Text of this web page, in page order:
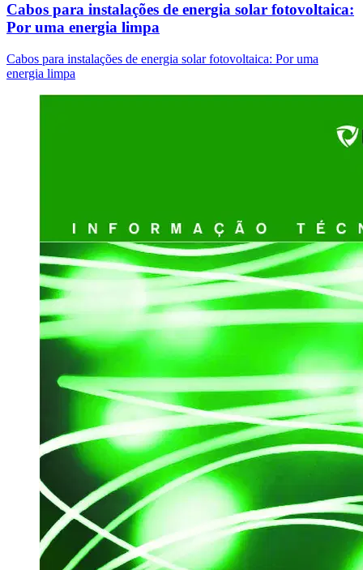
Cabos para instalações de energia solar fotovoltaica:
Por uma energia limpa
Cabos para instalações de energia solar fotovoltaica: Por uma
energia limpa